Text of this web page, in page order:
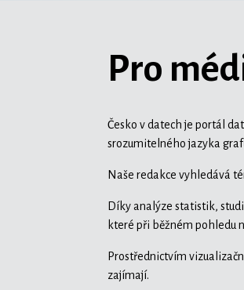
Pro
Česko v datech je portál
srozumitelného jazyka
Naše redakce vyhledává
Díky analýze statistik,
které při běžném pohledu
Prostřednictvím
zajímají.